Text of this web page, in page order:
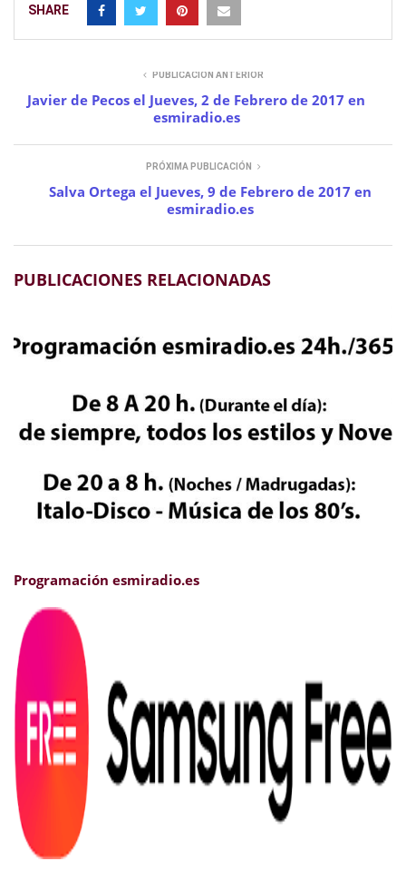
SHARE
PUBLICACIÓN ANTERIOR
Javier de Pecos el Jueves, 2 de Febrero de 2017 en
esmiradio.es
PRÓXIMA PUBLICACIÓN
Salva Ortega el Jueves, 9 de Febrero de 2017 en
esmiradio.es
PUBLICACIONES RELACIONADAS
Programación esmiradio.es